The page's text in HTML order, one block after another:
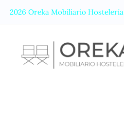
2026 Oreka Mobiliario Hostelería